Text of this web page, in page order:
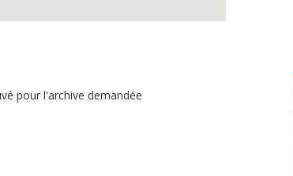
pour l'archive demandée